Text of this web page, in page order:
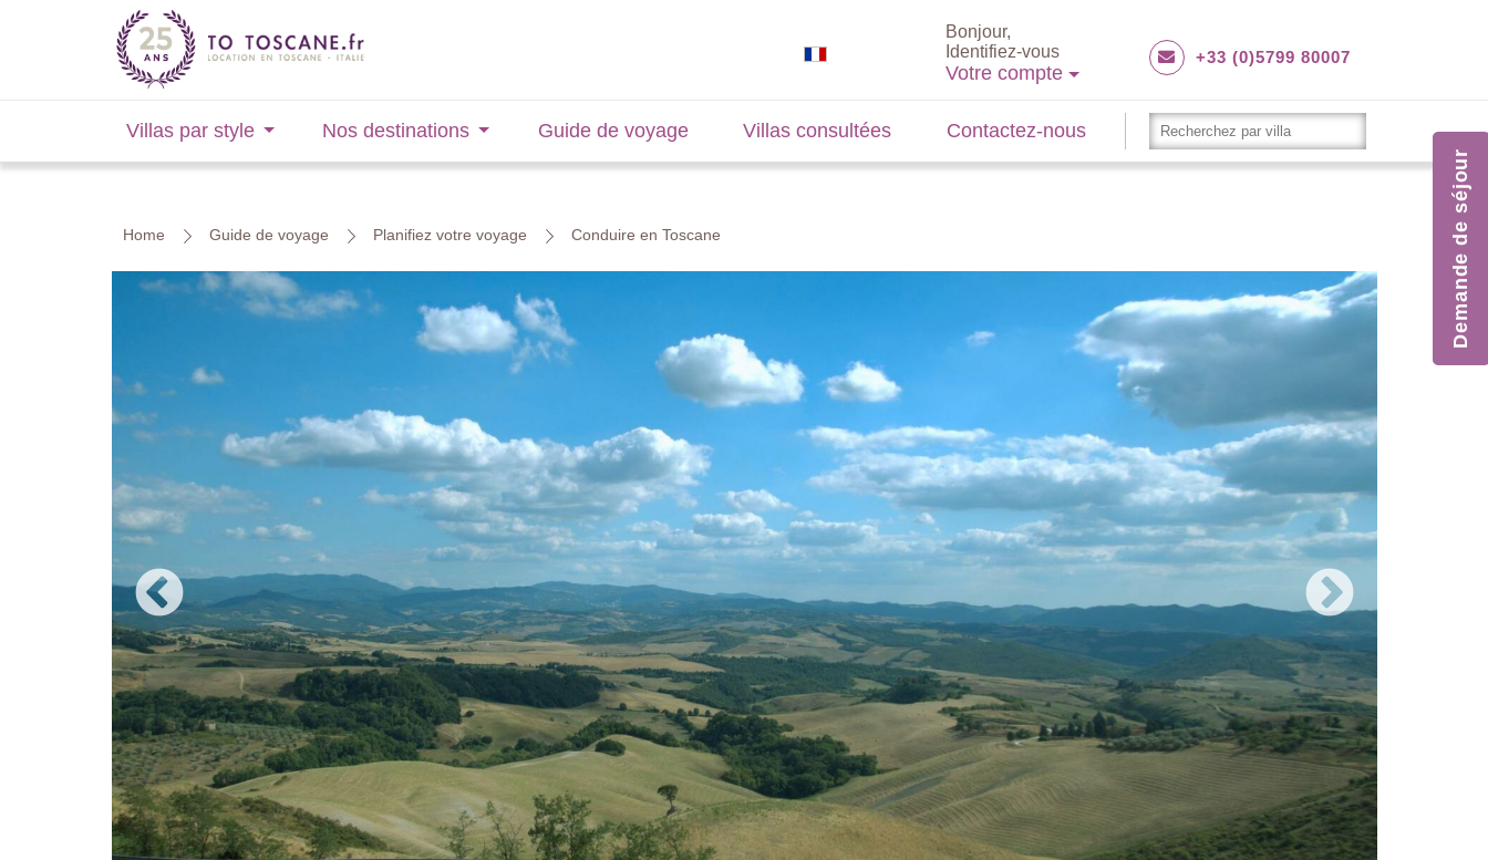
Bonjour,
Identifiez-vous
Votre compte
+33 (0)5799 80007
Villas par style Nos destinations Guide de voyage Villas consultées Contactez-nous
Home Guide de voyage Planifiez votre voyage Conduire en Toscane Demande de séjour